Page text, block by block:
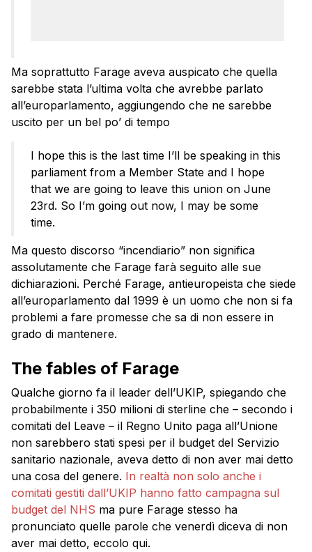
Ma soprattutto Farage aveva auspicato che quella
sarebbe stata l’ultima volta che avrebbe parlato
all’europarlamento, aggiungendo che ne sarebbe
uscito per un bel po’ di tempo
I hope this is the last time I’ll be speaking in this
parliament from a Member State and I hope
that we are going to leave this union on June
23rd. So I’m going out now, I may be some
time.
Ma questo discorso “incendiario” non significa
assolutamente che Farage farà seguito alle sue
dichiarazioni. Perché Farage, antieuropeista che siede
all’europarlamento dal 1999 è un uomo che non si fa
problemi a fare promesse che sa di non essere in
grado di mantenere.
The fables of Farage
Qualche giorno fa il leader dell’UKIP, spiegando che
probabilmente i 350 milioni di sterline che – secondo i
comitati del Leave – il Regno Unito paga all’Unione
non sarebbero stati spesi per il budget del Servizio
sanitario nazionale, aveva detto di non aver mai detto
una cosa del genere. In realtà non solo anche i
comitati gestiti dall’UKIP hanno fatto campagna sul
budget del NHS ma pure Farage stesso ha
pronunciato quelle parole che venerdì diceva di non
aver mai detto, eccolo qui.